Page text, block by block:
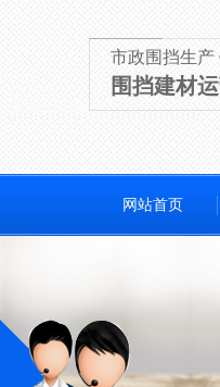
市政围挡生产
围挡建材
网站首页